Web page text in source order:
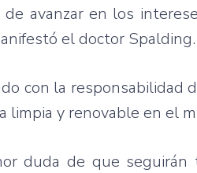
avanzar en los
el doctor Spalding.
con la responsabilidad
limpia y renovable en el
duda de que